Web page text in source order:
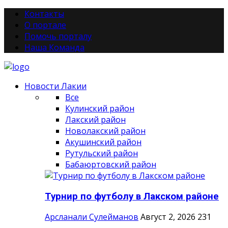
Контакты
О портале
Помочь порталу
Наша Команда
Новости Лакии
Все
Кулинский район
Лакский район
Новолакский район
Акушинский район
Рутульский район
Бабаюртовский район
Турнир по футболу в Лакском районе
Арсланали Сулейманов Август 2, 2026 231